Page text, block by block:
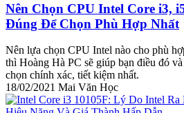
Nên Chọn CPU Intel Core i3,
Đúng Để Chọn Phù Hợp Nhất
Nên lựa chọn CPU Intel nào cho phù
thì Hoàng Hà PC sẽ giúp bạn điều đó
chọn chính xác, tiết kiệm nhất.
18/02/2021 Mai Văn Học